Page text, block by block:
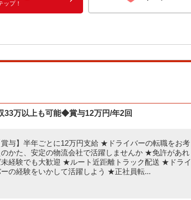
ップ！
万以上も可能◆賞与12万円/年2回
賞与】半年ごとに12万円支給 ★ドライバーの転職をお考
のかた、安定の物流会社で活躍しませんか ★免許があれ
未経験でも大歓迎 ★ルート近距離トラック配送 ★ドライ
の経験をいかして活躍しよう ★正社員転...